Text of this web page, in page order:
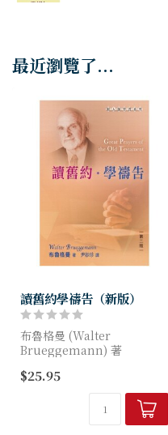
最近瀏覽了...
讀舊約學禱告（新版）
布魯格曼 (Walter
Brueggemann) 著
舊約神學大師布魯格曼，精選
12篇舊約偉大禱詞，呈現讀者
面前，帶您進入禱告堂奧，甚
至改變您的禱告資勢...
$25.95